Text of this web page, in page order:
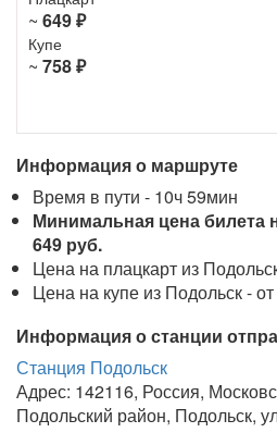
~ 649 ₽
Купе
~ 758 ₽
Информация о маршруте
Время в пути - 10ч 59мин
Минимальная цена билета
649 руб.
Цена на плацкарт из
Цена на купе из Подольск -
Информация о станции
Станция Подольск
Адрес: 142116, Россия,
Подольский район, Подольск,